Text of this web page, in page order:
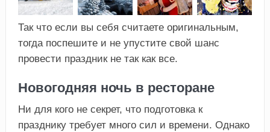
Так что если вы себя считаете оригинальным,
тогда поспешите и не упустите свой шанс
провести праздник не так как все.
Новогодняя ночь в ресторане
Ни для кого не секрет, что подготовка к
празднику требует много сил и времени. Однако